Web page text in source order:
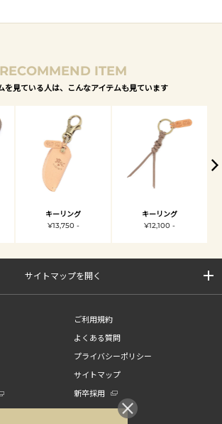
RECOMMEND ITEM
を見ている人は、こんなアイテムも見ています
キーリング
¥13,750 -
キーリング
¥12,100 -
サイトマップを開く
ご利用規約
よくある質問
プライバシーポリシー
サイトマップ
新卒採用